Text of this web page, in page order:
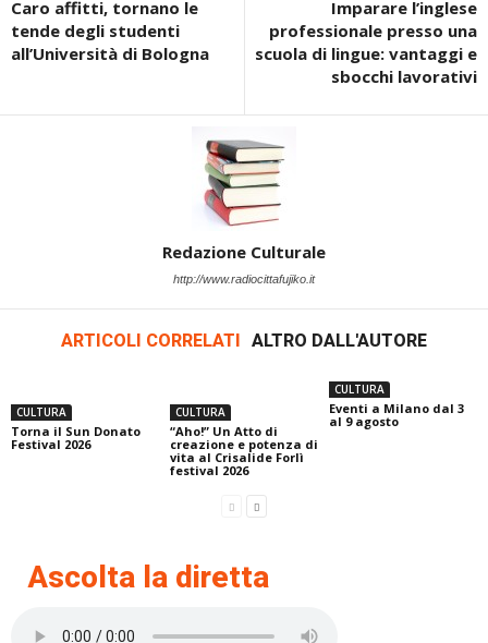
Caro affitti, tornano le
tende degli studenti
all’Università di Bologna
Imparare l’inglese
professionale presso una
scuola di lingue: vantaggi e
sbocchi lavorativi
Redazione Culturale
http://www.radiocittafujiko.it
ARTICOLI CORRELATI ALTRO DALL'AUTORE
CULTURA
Torna il Sun Donato
Festival 2026
CULTURA
“Aho!” Un Atto di
creazione e potenza di
vita al Crisalide Forlì
festival 2026
CULTURA
Eventi a Milano dal 3
al 9 agosto
Ascolta la diretta